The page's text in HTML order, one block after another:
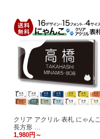
クリア アクリル 表札 にゃんこ
長方形 …
1,980円～